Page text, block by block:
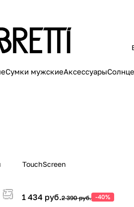
Сумки мужскиеАксессуары
TouchScreen
1 434 руб.2 390 руб. -40%